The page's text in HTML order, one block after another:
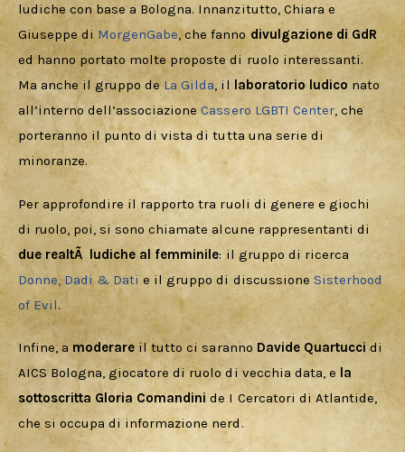
ludiche con base a Bologna. Innanzitutto, Chiara e
Giuseppe di MorgenGabe, che fanno divulgazione di GdR
ed hanno portato molte proposte di ruolo interessanti.
Ma anche il gruppo de La Gilda, il laboratorio ludico nato
all’interno dell’associazione Cassero LGBTI Center, che
porteranno il punto di vista di tutta una serie di
minoranze.
Per approfondire il rapporto tra ruoli di genere e giochi
di ruolo, poi, si sono chiamate alcune rappresentanti di
due realtÃ  ludiche al femminile: il gruppo di ricerca
Donne, Dadi & Dati e il gruppo di discussione Sisterhood
of Evil.
Infine, a moderare il tutto ci saranno Davide Quartucci di
AICS Bologna, giocatore di ruolo di vecchia data, e la
sottoscritta Gloria Comandini de I Cercatori di Atlantide,
che si occupa di informazione nerd.